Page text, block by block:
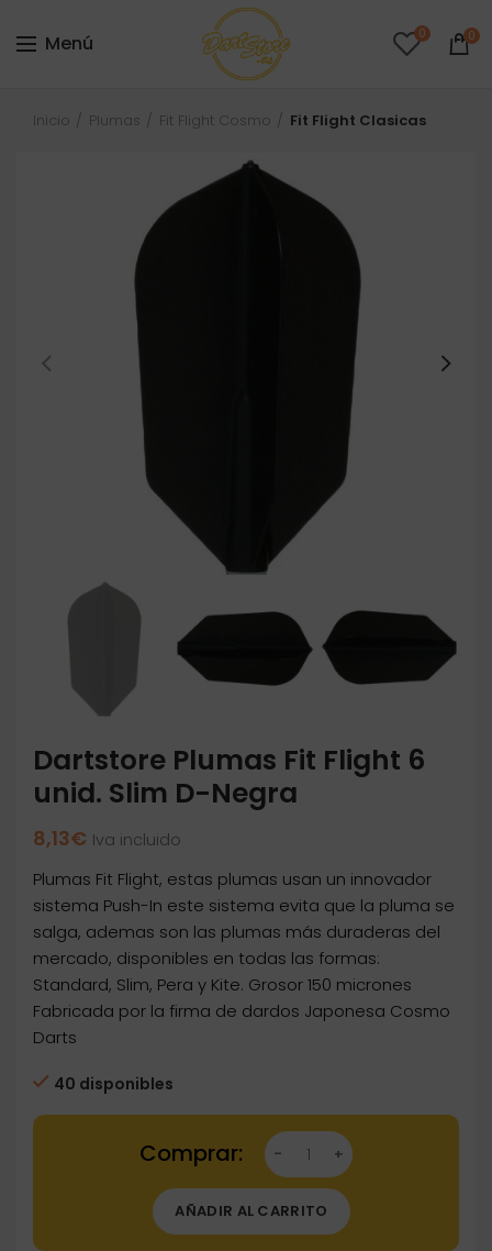
Menú 0 0
Inicio Plumas Fit Flight Cosmo Fit Flight Clasicas
Dartstore Plumas Fit Flight 6
unid. Slim D-Negra
8,13€ Iva incluido
Plumas Fit Flight, estas plumas usan un innovador
sistema Push-In este sistema evita que la pluma se
salga, ademas son las plumas más duraderas del
mercado, disponibles en todas las formas:
Standard, Slim, Pera y Kite. Grosor 150 micrones
Fabricada por la firma de dardos Japonesa Cosmo
Darts
40 disponibles
Dartstore Plumas Fit Flight 6 unid. Slim D-
AÑADIR AL CARRITO